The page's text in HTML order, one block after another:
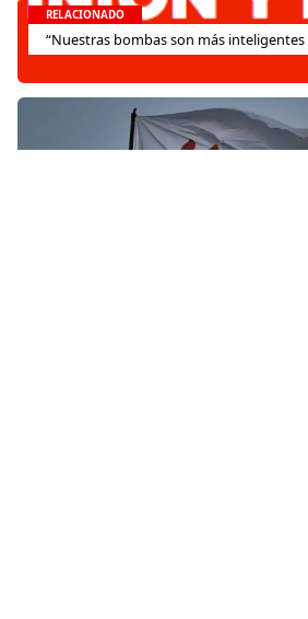
RELACIONADO
“Nuestras bombas son más inteligentes